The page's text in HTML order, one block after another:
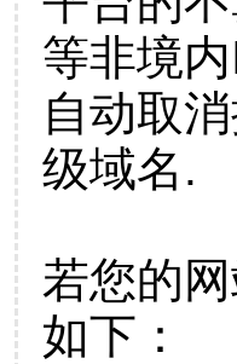
等非境
自动取
级域名.
若您的
如下：